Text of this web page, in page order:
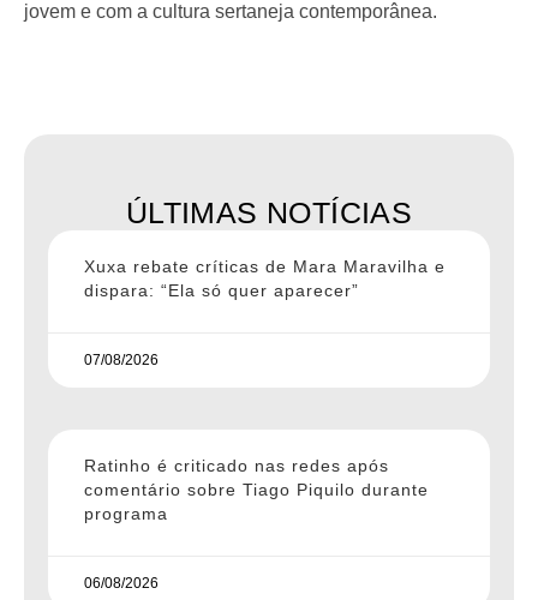
jovem e com a cultura sertaneja contemporânea.
ÚLTIMAS NOTÍCIAS
Xuxa rebate críticas de Mara Maravilha e
dispara: “Ela só quer aparecer”
07/08/2026
Ratinho é criticado nas redes após
comentário sobre Tiago Piquilo durante
programa
06/08/2026